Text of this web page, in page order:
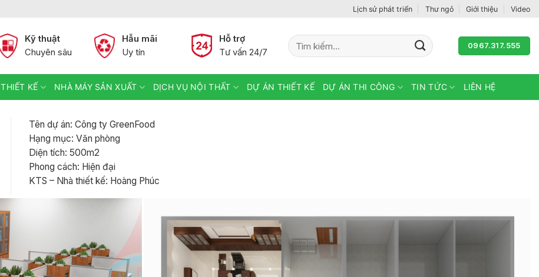
Lịch sử phát triển Thư ngỏ Giới thiệu Video
Kỹ thuật
Chuyên sâu
Hẫu mãi
Uy tín
Hỗ trợ
Tư vấn 24/7
Tìm
kiếm:
0967.317.555
THIẾT KẾ NHÀ MÁY SẢN XUẤT DỊCH VỤ NỘI THẤT DỰ ÁN THIẾT KẾ DỰ ÁN THI CÔNG TIN TỨC LIÊN HỆ
Tên dự án: Công ty GreenFood
Hạng mục: Văn phòng
Diện tích: 500m2
Phong cách: Hiện đại
KTS – Nhà thiết kế: Hoàng Phúc